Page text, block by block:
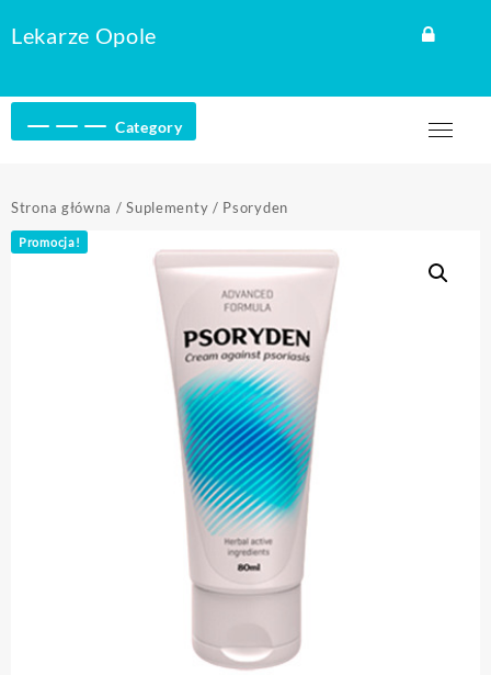
toLekarze Opole
Category
Strona główna /Suplementy / Psoryden
Promocja!